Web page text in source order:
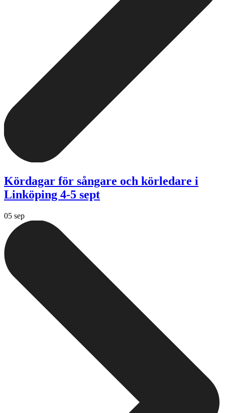
Kördagar för sångare och körledare i
Linköping 4-5 sept
05 sep